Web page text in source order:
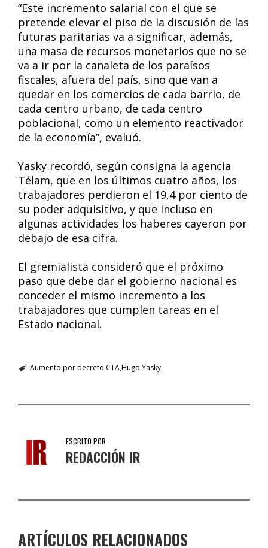
“Este incremento salarial con el que se
pretende elevar el piso de la discusión de las
futuras paritarias va a significar, además,
una masa de recursos monetarios que no se
va a ir por la canaleta de los paraísos
fiscales, afuera del país, sino que van a
quedar en los comercios de cada barrio, de
cada centro urbano, de cada centro
poblacional, como un elemento reactivador
de la economía”, evaluó.
Yasky recordó, según consigna la agencia
Télam, que en los últimos cuatro años, los
trabajadores perdieron el 19,4 por ciento de
su poder adquisitivo, y que incluso en
algunas actividades los haberes cayeron por
debajo de esa cifra.
El gremialista consideró que el próximo
paso que debe dar el gobierno nacional es
conceder el mismo incremento a los
trabajadores que cumplen tareas en el
Estado nacional.
Aumento por decreto CTAHugo Yasky
ESCRITO POR
REDACCIÓN IR
ARTÍCULOS RELACIONADOS